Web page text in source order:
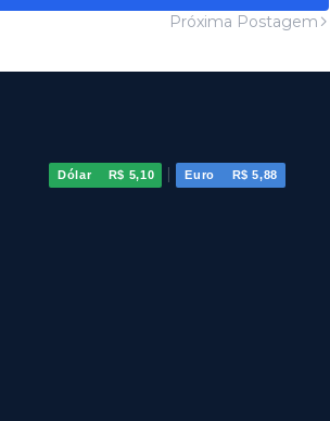
Próxima Postagem
Dólar R$ 5,10 | Euro R$ 5,88